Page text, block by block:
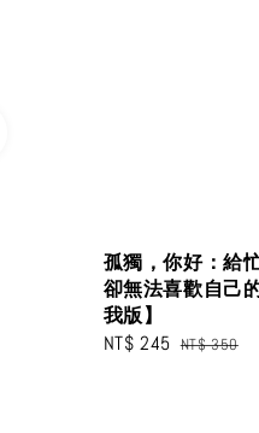
孤獨，你好：給
卻無法喜歡自己
我版】
Sale
NT$ 245 Regular
NT$ 350